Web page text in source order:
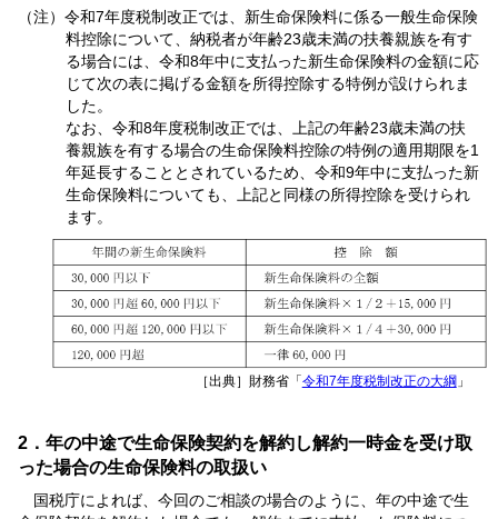
（注）令和7年度税制改正では、新生命保険料に係る一般生命保険
料控除について、納税者が年齢23歳未満の扶養親族を有す
る場合には、令和8年中に支払った新生命保険料の金額に応
じて次の表に掲げる金額を所得控除する特例が設けられま
した。
なお、令和8年度税制改正では、上記の年齢23歳未満の扶
養親族を有する場合の生命保険料控除の特例の適用期限を1
年延長することとされているため、令和9年中に支払った新
生命保険料についても、上記と同様の所得控除を受けられ
ます。
［出典］財務省「 令和7年度税制改正の大綱 」
2．年の中途で生命保険契約を解約し解約一時金を受け取
った場合の生命保険料の取扱い
国税庁によれば、今回のご相談の場合のように、年の中途で生